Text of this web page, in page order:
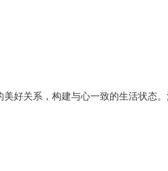
好关系，构建与心一致的生活状态